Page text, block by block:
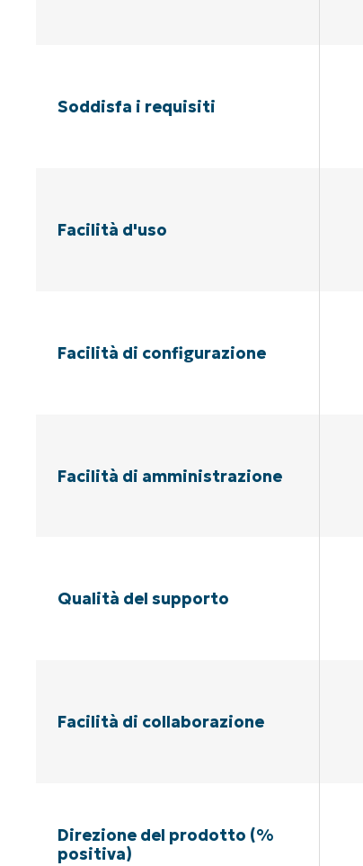
Soddisfa i requisiti
Facilità d'uso
Facilità di configurazione
Facilità di amministrazione
Qualità del supporto
Facilità di collaborazione
Direzione del prodotto (%
positiva)